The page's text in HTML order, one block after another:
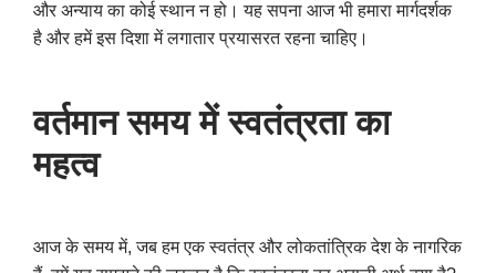
और अन्याय का कोई स्थान न हो। यह सपना आज भी हमारा मार्गदर्शक
है और हमें इस दिशा में लगातार प्रयासरत रहना चाहिए।
वर्तमान समय में स्वतंत्रता का
महत्व
आज के समय में, जब हम एक स्वतंत्र और लोकतांत्रिक देश के नागरिक